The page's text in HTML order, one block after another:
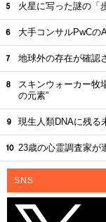
火星に写った謎の「
大手コンサルPwCの
地球外の存在が確認
スキンウォーカー牧
の元素”
現生人類DNAに残る
23歳の心霊調査家が
SNS